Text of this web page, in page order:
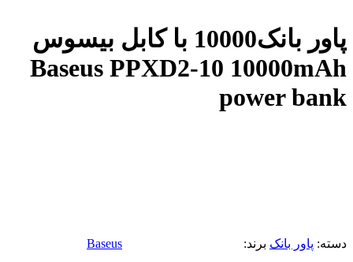
پاور بانک10000 با کابل بیسوس
Baseus PPXD2-10 10000mAh
power bank
دسته: پاور بانک برند: Baseus